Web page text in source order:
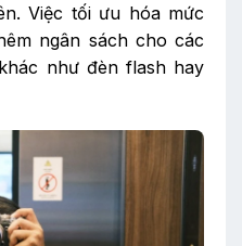
Việc tối ưu hóa mức
ngân sách cho các
như đèn flash hay